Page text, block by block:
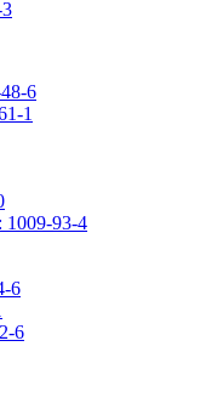
6
1
1009-93-4
6
6